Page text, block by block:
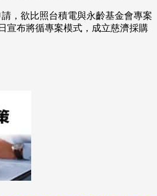
，欲比照台積電與永齡基金會專案
宣布將循專案模式，成立慈濟採購